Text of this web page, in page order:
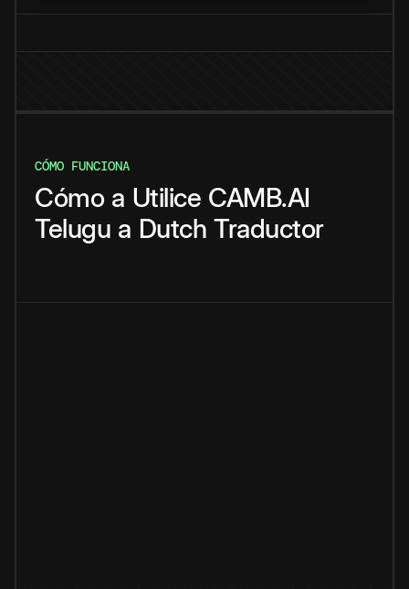
CÓMO FUNCIONA
Cómo a Utilice CAMB.AI
Telugu a Dutch Traductor